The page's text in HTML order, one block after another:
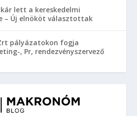
lett a kereskedelmi
– Új elnököt választottak
pályázatokon fogja
, Pr, rendezvényszervező